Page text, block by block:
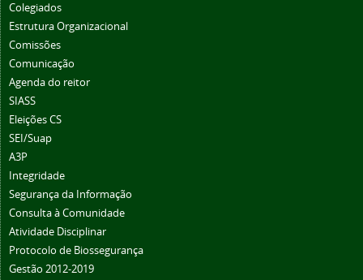
Colegiados
Estrutura Organizacional
Comissões
Comunicação
Agenda do reitor
SIASS
Eleições CS
SEI/Suap
A3P
Integridade
Segurança da Informação
Consulta à Comunidade
Atividade Disciplinar
Protocolo de Biossegurança
Gestão 2012-2019